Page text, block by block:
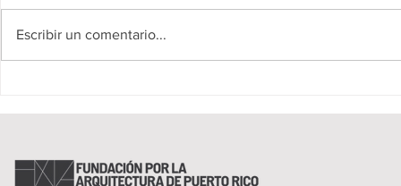
Escribir un comentario...